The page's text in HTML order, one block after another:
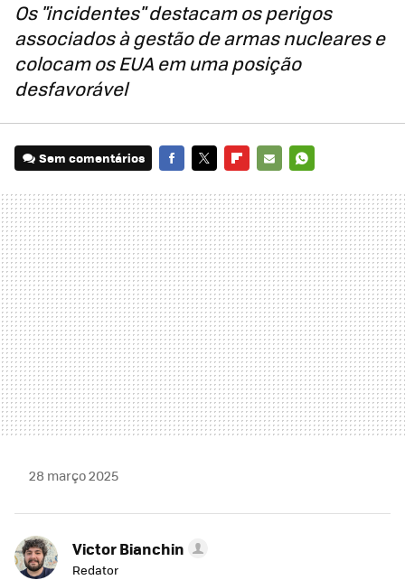
Os "incidentes" destacam os perigos
associados à gestão de armas nucleares e
colocam os EUA em uma posição
desfavorável
Sem comentários
MAIL
28 março 2025
Victor Bianchin
Redator